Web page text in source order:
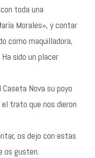
toda una
Morales», y contar
como maquilladora,
sido un placer
Nova su poyo
trato que nos dieron
os dejo con estas
os gusten.